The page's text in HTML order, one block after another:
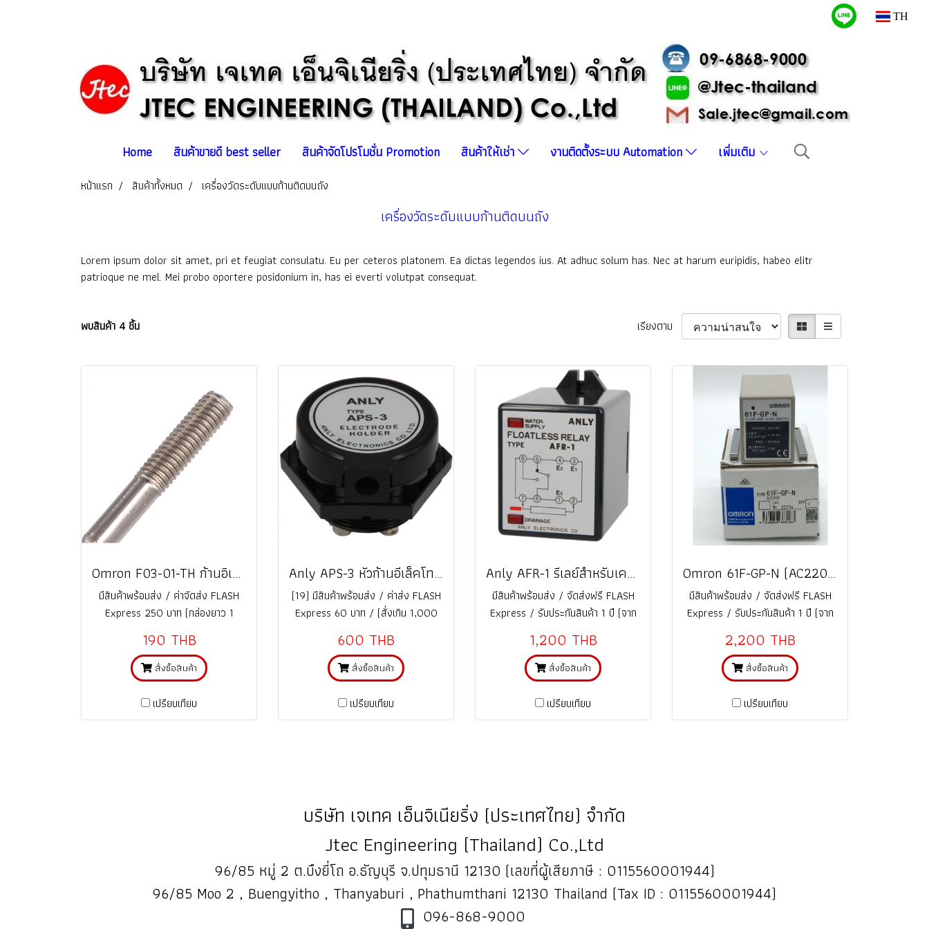
TH
Home สินค้าขายดี best seller สินค้าจัดโปรโมชั่น Promotion สินค้าให้เช่า งานติดตั้งระบบ Automation เพิ่มเติม
หน้าแรก สินค้าทั้งหมด เครื่องวัดระดับแบบก้านติดบนถัง
เครื่องวัดระดับแบบก้านติดบนถัง
Lorem ipsum dolor sit amet, pri et feugiat consulatu. Eu per ceteros platonem. Ea dictas legendos ius. At adhuc solum has. Nec at harum euripidis, habeo elitr
patrioque ne mel. Mei probo oportere posidonium in, has ei everti volutpat consequat.
พบสินค้า 4 ชิ้น เรียงตาม
Omron F03-01-TH ก้านอิเลคโทรด สเตนเลส SUS304 ความยาว 1 เมตร @ ราคา
มีสินค้าพร้อมส่ง / ค่าจัดส่ง FLASH
Express 250 บาท (กล่องยาว 1
190 THB
สั่งซื้อสินค้า
เปรียบเทียบ
Anly APS-3 หัวก้านอีเล็คโทรด Electrode Holder แบบ 3 ขั้ว เกลียว 2 นิ้ว @ ราคา
(19) มีสินค้าพร้อมส่ง / ค่าส่ง FLASH
Express 60 บาท / (สั่งเกิน 1,000
600 THB
สั่งซื้อสินค้า
เปรียบเทียบ
Anly AFR-1 รีเลย์สำหรับเครื่องควบคุมระดับแบบก้านอิเล็กโทรด Float less Level Switch (แถม Socket ในกล่อง) @ ราคา
มีสินค้าพร้อมส่ง / จัดส่งฟรี FLASH
Express / รับประกันสินค้า 1 ปี (จาก
1,200 THB
สั่งซื้อสินค้า
เปรียบเทียบ
Omron 61F-GP-N (AC220V) รีเลย์สำหรับเครื่องควบคุมระดับแบบก้านอิเล็กโทรด Floatless Level Switch (made in japan) @ ราคา
มีสินค้าพร้อมส่ง / จัดส่งฟรี FLASH
Express / รับประกันสินค้า 1 ปี (จาก
2,200 THB
สั่งซื้อสินค้า
เปรียบเทียบ
บริษัท เจเทค เอ็นจิเนียริ่ง (ประเทศไทย) จำกัด
Jtec Engineering (Thailand) Co.,Ltd
96/85 หมู่ 2 ต.บึงยี่โถ อ.ธัญบุรี จ.ปทุมธานี 12130 (เลขที่ผู้เสียภาษี : 0115560001944)
96/85 Moo 2 , Buengyitho , Thanyaburi , Phathumthani 12130 Thailand (Tax ID : 0115560001944)
096-868-9000